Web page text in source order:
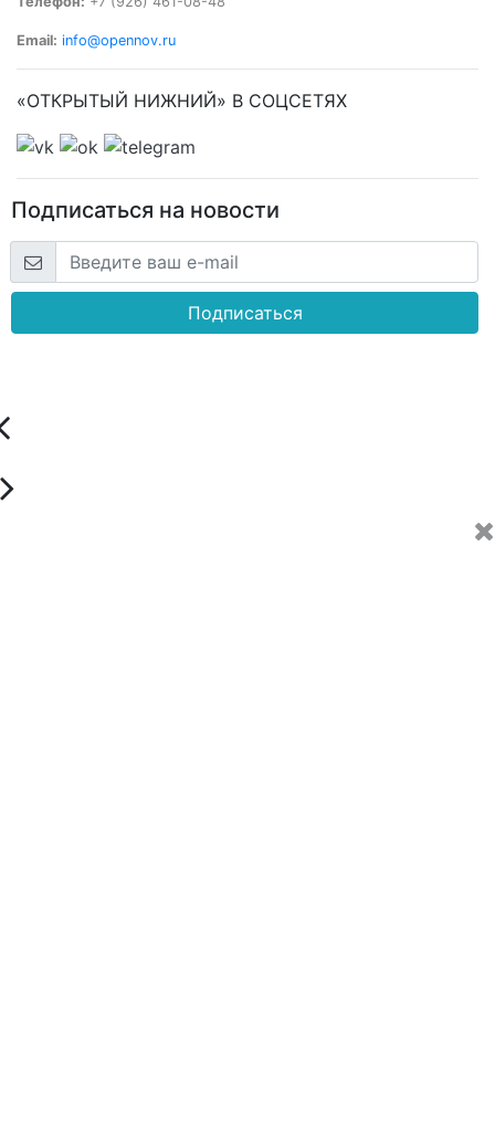
Email: info@opennov.ru
«ОТКРЫТЫЙ НИЖНИЙ» В СОЦСЕТЯХ
Подписаться на новости
Подписаться